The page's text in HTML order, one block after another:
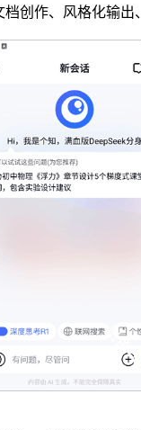
档创作、风格化输出